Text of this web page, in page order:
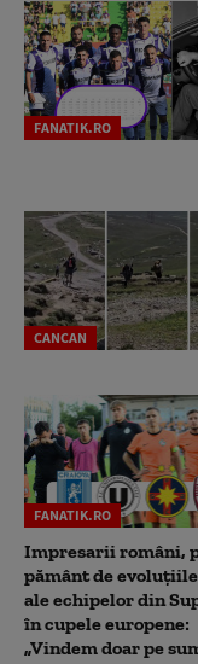
FANATIK.RO
CANCAN
FANATIK.RO
Impresarii români,
pământ de
ale echipelor din
în cupele europene:
„Vindem doar pe